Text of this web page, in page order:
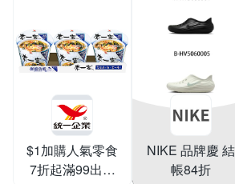
$1加購人氣零食
7折起滿99出貨
NIKE 品牌慶 結
帳84折